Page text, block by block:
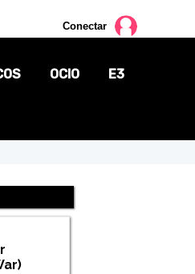
Conectar
OCIO E3
)